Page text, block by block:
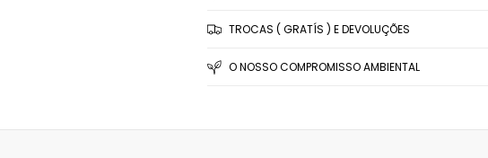
TROCAS ( GRATÍS ) E DEVOLUÇÕES
O NOSSO COMPROMISSO AMBIENTAL